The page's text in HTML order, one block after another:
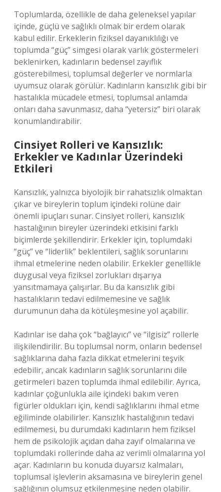
Toplumlarda, özellikle de daha geleneksel yapılar
içinde, güçlü ve sağlıklı olmak bir erdem olarak
kabul edilir. Erkeklerin fiziksel dayanıklılığı ve
toplumda “güç” simgesi olarak varlık göstermeleri
beklenirken, kadınların bedensel zayıflık
gösterebilmesi, toplumsal değerler ve normlarla
uyumsuz olarak görülür. Kadınların kansızlık gibi bir
hastalıkla mücadele etmesi, toplumsal anlamda
onları daha savunmasız, daha “yetersiz” biri olarak
konumlandırabilir.
Cinsiyet Rolleri ve Kansızlık:
Erkekler ve Kadınlar Üzerindeki
Etkileri
Kansızlık, yalnızca biyolojik bir rahatsızlık olmaktan
çıkar ve bireylerin toplum içindeki rolüne dair
önemli ipuçları sunar. Cinsiyet rolleri, kansızlık
hastalığının bireyler üzerindeki etkisini farklı
biçimlerde şekillendirir. Erkekler için, toplumdaki
“güç” ve “liderlik” beklentileri, sağlık sorunlarını
ihmal etmelerine neden olabilir. Erkekler genellikle
duygusal veya fiziksel zorlukları dışarıya
yansıtmamaya çalışırlar. Bu da kansızlık gibi
hastalıkların tedavi edilmemesine ve sağlık
durumunun daha da kötüleşmesine yol açabilir.
Kadınlar ise daha çok “bağlayıcı” ve “ilgisiz” rollerle
ilişkilendirilir. Bu toplumsal norm, onların bedensel
sağlıklarına daha fazla dikkat etmelerini teşvik
edebilir, ancak kadınların sağlık sorunlarını dile
getirmeleri bazen toplumda ihmal edilebilir. Ayrıca,
kadınlar çoğunlukla aile içindeki bakım veren
figürler oldukları için, kendi sağlıklarını ihmal etme
eğiliminde olabilirler. Kansızlık hastalığının tedavi
edilmemesi, bu durumdaki kadınların hem fiziksel
hem de psikolojik açıdan daha zayıf olmalarına ve
toplumdaki rollerinde daha az verimli olmalarına yol
açar. Kadınların bu konuda duyarsız kalmaları,
toplumsal işlevlerin aksamasına ve bireylerin genel
sağlığının olumsuz etkilenmesine neden olabilir.